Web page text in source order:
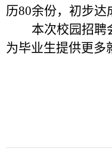
历80余份，初步达
本次校园招聘
为毕业生提供更多